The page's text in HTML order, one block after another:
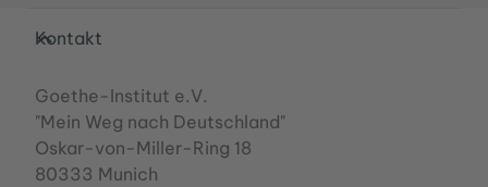
Service- und Informationsbereich
Kontakt
Goethe-Institut e.V.
"Mein Weg nach Deutschland"
Oskar-von-Miller-Ring 18
80333 Munich